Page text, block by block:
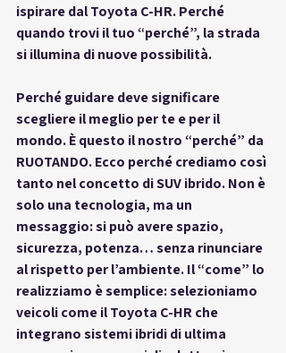
ispirare dal Toyota C-HR. Perché
quando trovi il tuo “perché”, la strada
si illumina di nuove possibilità.
Perché guidare deve significare
scegliere il meglio per te e per il
mondo. È questo il nostro “perché” da
RUOTANDO. Ecco perché crediamo così
tanto nel concetto di SUV ibrido. Non è
solo una tecnologia, ma un
messaggio: si può avere spazio,
sicurezza, potenza… senza rinunciare
al rispetto per l’ambiente. Il “come” lo
realizziamo è semplice: selezioniamo
veicoli come il Toyota C-HR che
integrano sistemi ibridi di ultima